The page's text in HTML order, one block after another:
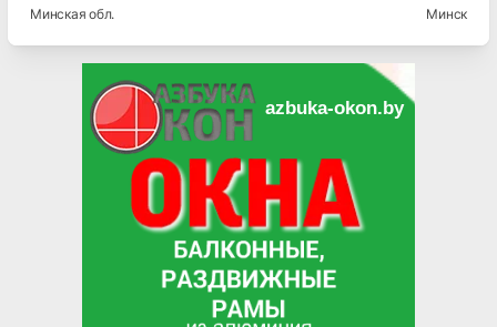
Минская обл. Минск